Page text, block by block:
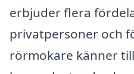
erbjuder flera
privatpersoner och
rörmokare känner